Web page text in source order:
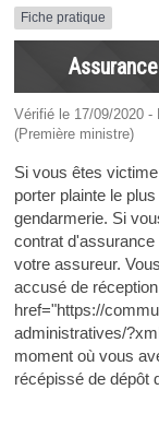
Fiche pratique
Vérifié le 17/09/2020 -
(Première ministre)
Si vous êtes
porter plainte le
gendarmerie. Si
contrat
votre assureur.
accusé de
href="https://
administratives/
moment où vous
récépissé de dépôt